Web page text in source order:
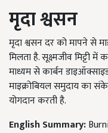
मृदा श्वसन
मृदा श्वसन दर को मापने से
मिलता है. सूक्ष्मजीव मिट्टी
माध्यम से कार्बन
माइक्रोबियल समुदाय का
योगदान करती है.
English Summary: